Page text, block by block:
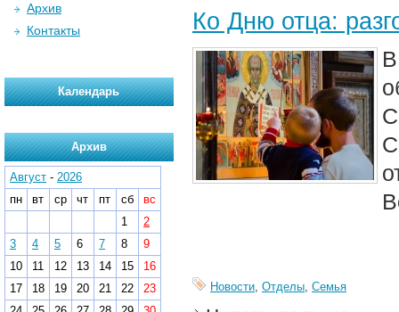
Ко Дню отца:
Новости, Отделы, Семья
Архив
Контакты
Календарь
Архив
Август - 2026
пн
вт ср чт пт сб
вс
1
2
3
4 5 6 7 8
9
10
11 12 13 14 15
16
17
18 19 20 21 22
23